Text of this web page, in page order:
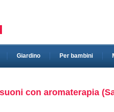
Giardino Per bambini
con aromaterapia